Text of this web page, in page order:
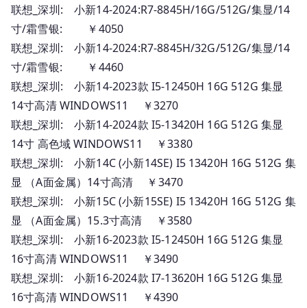
联想_深圳: 小新14-2024:R7-8845H/16G/512G/集显/14
寸/霜雪银: ￥4050
联想_深圳: 小新14-2024:R7-8845H/32G/512G/集显/14
寸/霜雪银: ￥4460
联想_深圳: 小新14-2023款 I5-12450H 16G 512G 集显
14寸高清 WINDOWS11 ￥3270
联想_深圳: 小新14-2024款 I5-13420H 16G 512G 集显
14寸 高色域 WINDOWS11 ￥3380
联想_深圳: 小新14C (小新14SE) I5 13420H 16G 512G 集
显 （A面金属）14寸高清 ￥3470
联想_深圳: 小新15C (小新15SE) I5 13420H 16G 512G 集
显 （A面金属）15.3寸高清 ￥3580
联想_深圳: 小新16-2023款 I5-12450H 16G 512G 集显
16寸高清 WINDOWS11 ￥3490
联想_深圳: 小新16-2024款 I7-13620H 16G 512G 集显
16寸高清 WINDOWS11 ￥4390